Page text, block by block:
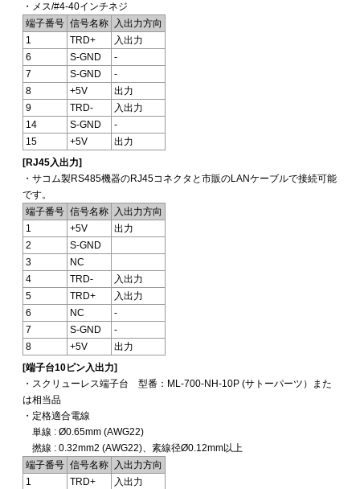
・メス/#4-40インチネジ
端子番号 信号名称
入出力方向
1
TRD+
入出力
6
S-GND
-
7
S-GND
-
8
+5V
出力
9
TRD-
入出力
14
S-GND
-
15
+5V
出力
[RJ45入出力]
・サコム製RS485機器のRJ45コネクタと市販のLANケーブルで接続可能
です。
端子番号 信号名称
入出力方向
1
+5V
出力
2
S-GND
3
NC
4
TRD-
入出力
5
TRD+
入出力
6
NC
-
7
S-GND
-
8
+5V
出力
[端子台10ピン入出力]
・スクリューレス端子台 型番：ML-700-NH-10P (サトーパーツ）また
は相当品
・定格適合電線
単線 : Ø0.65mm (AWG22)
撚線 : 0.32mm2 (AWG22)、素線径Ø0.12mm以上
端子番号 信号名称
入出力方向
1
TRD+
入出力